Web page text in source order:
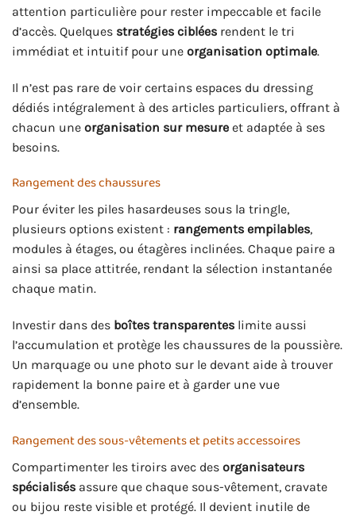
attention particulière pour rester impeccable et facile
d’accès. Quelques stratégies ciblées rendent le tri
immédiat et intuitif pour une organisation optimale.
Il n’est pas rare de voir certains espaces du dressing
dédiés intégralement à des articles particuliers, offrant à
chacun une organisation sur mesure et adaptée à ses
besoins.
Rangement des chaussures
Pour éviter les piles hasardeuses sous la tringle,
plusieurs options existent : rangements empilables,
modules à étages, ou étagères inclinées. Chaque paire a
ainsi sa place attitrée, rendant la sélection instantanée
chaque matin.
Investir dans des boîtes transparentes limite aussi
l’accumulation et protège les chaussures de la poussière.
Un marquage ou une photo sur le devant aide à trouver
rapidement la bonne paire et à garder une vue
d’ensemble.
Rangement des sous-vêtements et petits accessoires
Compartimenter les tiroirs avec des organisateurs
spécialisés assure que chaque sous-vêtement, cravate
ou bijou reste visible et protégé. Il devient inutile de